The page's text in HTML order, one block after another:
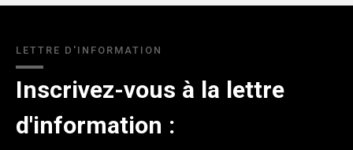
LETTRE D'INFORMATION
Inscrivez-vous à la lettre
d'information :